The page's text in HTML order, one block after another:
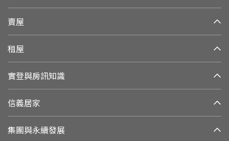
賣屋
租屋
實登與房訊知識
信義居家
集團與永續發展